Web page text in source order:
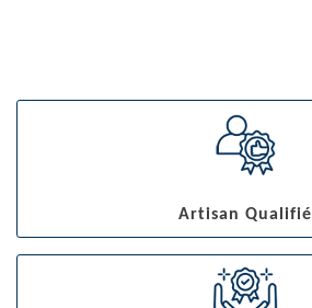
Artisan Qualifié